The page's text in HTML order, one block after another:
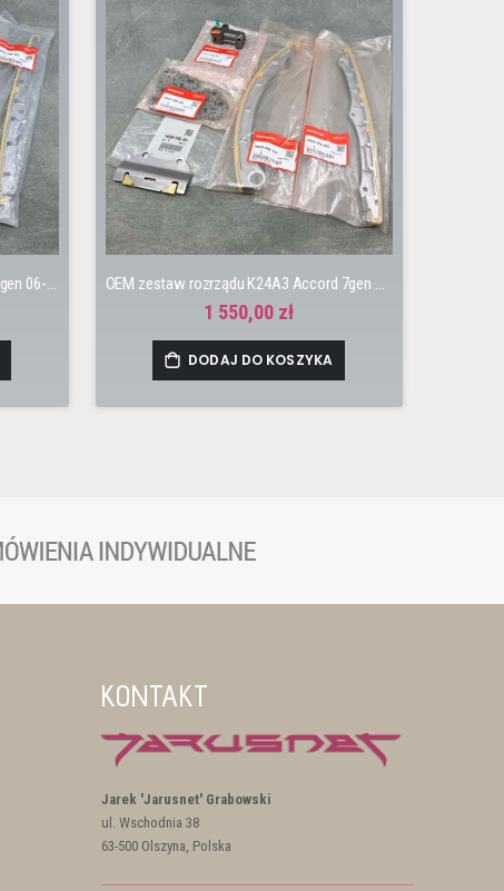
OEM zestaw rozrządu K20Z4 Civic 8gen 06-11 TypeR FN2 OEM zestaw rozrządu K24A3 Accord 7gen 03-08
1 550,00 zł
DODAJ DO KOSZYKA
KONTAKT
Jarek 'Jarusnet' Grabowski
ul. Wschodnia 38
63-500 Olszyna, Polska